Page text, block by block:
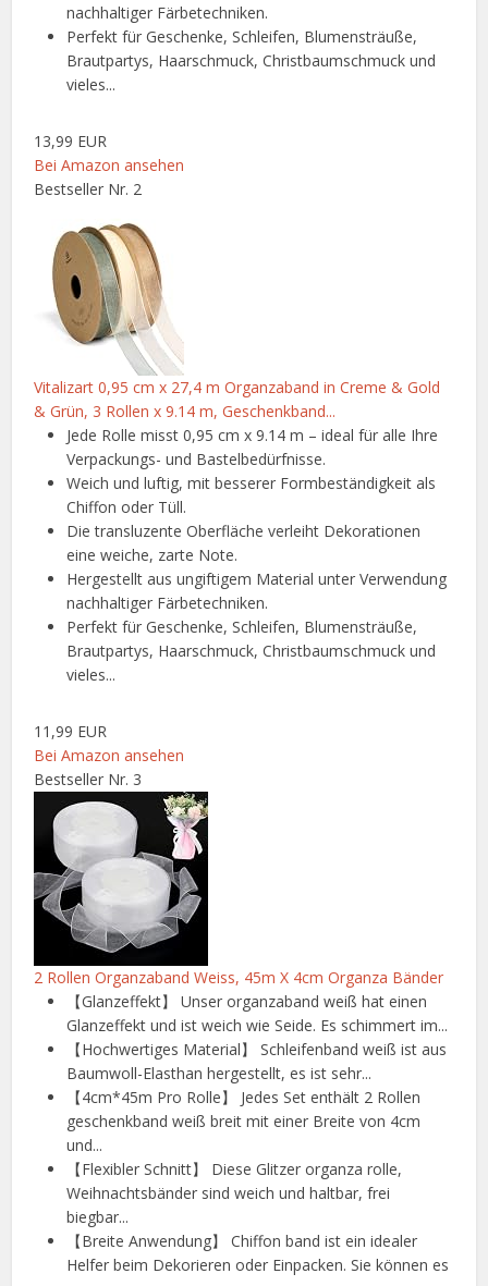
nachhaltiger Färbetechniken.
Perfekt für Geschenke, Schleifen, Blumensträuße,
Brautpartys, Haarschmuck, Christbaumschmuck und
vieles...
13,99 EUR
Bei Amazon ansehen
Bestseller Nr. 2
Vitalizart 0,95 cm x 27,4 m Organzaband in Creme & Gold
& Grün, 3 Rollen x 9.14 m, Geschenkband...
Jede Rolle misst 0,95 cm x 9.14 m – ideal für alle Ihre
Verpackungs- und Bastelbedürfnisse.
Weich und luftig, mit besserer Formbeständigkeit als
Chiffon oder Tüll.
Die transluzente Oberfläche verleiht Dekorationen
eine weiche, zarte Note.
Hergestellt aus ungiftigem Material unter Verwendung
nachhaltiger Färbetechniken.
Perfekt für Geschenke, Schleifen, Blumensträuße,
Brautpartys, Haarschmuck, Christbaumschmuck und
vieles...
11,99 EUR
Bei Amazon ansehen
Bestseller Nr. 3
2 Rollen Organzaband Weiss, 45m X 4cm Organza Bänder
【Glanzeffekt】 Unser organzaband weiß hat einen
Glanzeffekt und ist weich wie Seide. Es schimmert im...
【Hochwertiges Material】 Schleifenband weiß ist aus
Baumwoll-Elasthan hergestellt, es ist sehr...
【4cm*45m Pro Rolle】 Jedes Set enthält 2 Rollen
geschenkband weiß breit mit einer Breite von 4cm
und...
【Flexibler Schnitt】 Diese Glitzer organza rolle,
Weihnachtsbänder sind weich und haltbar, frei
biegbar...
【Breite Anwendung】 Chiffon band ist ein idealer
Helfer beim Dekorieren oder Einpacken. Sie können es